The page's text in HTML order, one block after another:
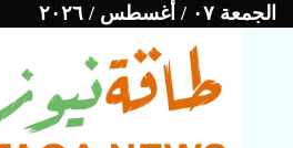
الجمعة ٠٧ / أغسطس / ٢٠٢٦